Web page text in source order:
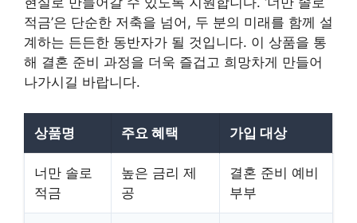
적금’은 단순한 저축을 넘어, 두 분의 미래를 함께 설
계하는 든든한 동반자가 될 것입니다. 이 상품을 통
해 결혼 준비 과정을 더욱 즐겁고 희망차게 만들어
나가시길 바랍니다.
상품명 주요 혜택 가입 대상
너만 솔로
적금
높은 금리 제
공
결혼 준비 예비
부부